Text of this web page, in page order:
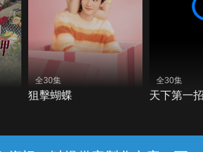
全30集
狙擊蝴蝶
全30集
天下第一